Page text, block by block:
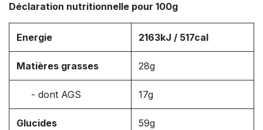
Déclaration nutritionnelle pour 100g
Energie 2163kJ / 517cal
Matières grasses 28g
- dont AGS 17g
Glucides 59g